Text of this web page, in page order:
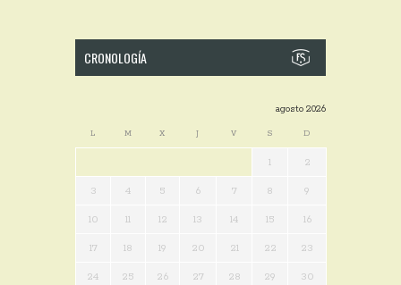
CRONOLOGÍA
agosto 2026
L M X J V S D
1 2
3 4 5 6 7 8 9
10 11 12 13 14 15 16
17 18 19 20 21 22 23
24 25 26 27 28 29 30